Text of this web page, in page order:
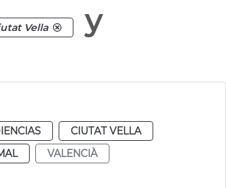
Vella
y
CIUTAT VELLA
VALENCIÀ